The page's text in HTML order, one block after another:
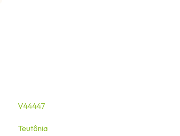
V44447
Teutônia